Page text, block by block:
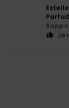
Estelle
Je